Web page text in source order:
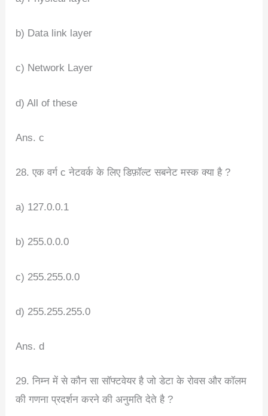
b) Data link layer
c) Network Layer
d) All of these
Ans. c
28. एक वर्ग c नेटवर्क के लिए डिफ़ॉल्ट सबनेट मस्क क्या है ?
a) 127.0.0.1
b) 255.0.0.0
c) 255.255.0.0
d) 255.255.255.0
Ans. d
29. निम्न में से कौन सा सॉफ्टवेयर है जो डेटा के रोवस और कॉलम
की गणना प्रदर्शन करने की अनुमति देते है ?